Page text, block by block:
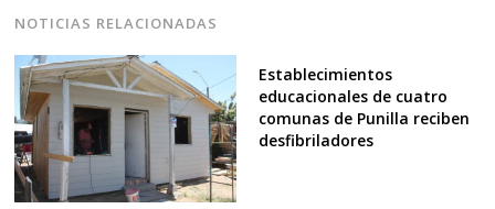
NOTICIAS RELACIONADAS
Establecimientos
educacionales de cuatro
comunas de Punilla reciben
desfibriladores